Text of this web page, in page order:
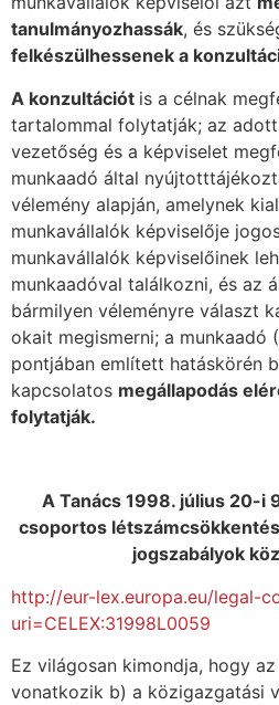
tanulmányozhassák, és
felkészülhessenek a
A konzultációt is a célnak
tartalommal folytatják; az
vezetőség és a képviselet
munkaadó által
vélemény alapján, amelynek
munkavállalók képviselője
munkavállalók képviselőinek
munkaadóval találkozni, és az
bármilyen véleményre választ
okait megismerni; a munkaadó
pontjában említett hatáskörén
kapcsolatos megállapodás
folytatják.
A Tanács 1998. július 20-i
csoportos
jogszabályok
http://eur-lex.europa.eu/legal-
uri=CELEX:31998L0059
Ez világosan kimondja, hogy
vonatkozik b) a közigazgatási